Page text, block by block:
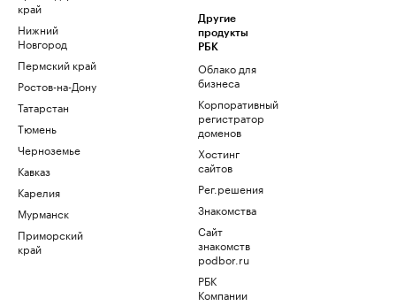
край
Нижний
Новгород
Пермский край
Ростов-на-Дону
Татарстан
Тюмень
Черноземье
Кавказ
Карелия
Мурманск
Приморский
край
Другие
продукты
РБК
Облако для
бизнеса
Корпоративный
регистратор
доменов
Хостинг
сайтов
Рег.решения
Знакомства
Сайт
знакомств
podbor.ru
РБК
Компании